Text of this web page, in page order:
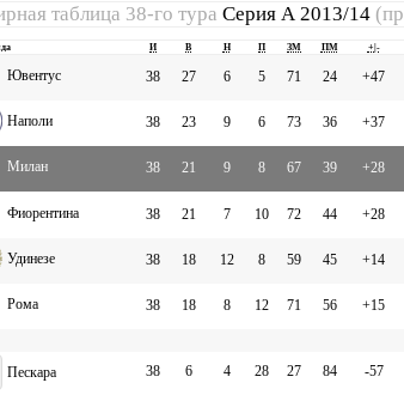
таблица 38-го тура Серия А 2013/14
И В Н П ЗМ ПМ +|-
Ювентус 38 27 6 5 71 24 +47
Наполи 38 23 9 6 73 36 +37
Милан 38 21 9 8 67 39 +28
Фиорентина 38 21 7 10 72 44 +28
Удинезе 38 18 12 8 59 45 +14
Рома 38 18 8 12 71 56 +15
Пескара 38 6 4 28 27 84 -57